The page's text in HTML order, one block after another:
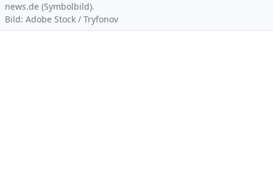
news.de (Symbolbild).
Bild: Adobe Stock / Tryfonov